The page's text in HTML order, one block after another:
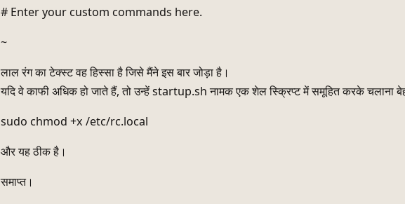
# Enter your custom commands here.
~
लाल रंग का टेक्स्ट वह हिस्सा है जिसे मैंने इस बार जोड़ा है।
यदि वे काफी अधिक हो जाते हैं, तो उन्हें startup.sh नामक एक शेल स्क्रिप्ट में समूहित करके चलाना
sudo chmod +x /etc/rc.local
और यह ठीक है।
समाप्त।